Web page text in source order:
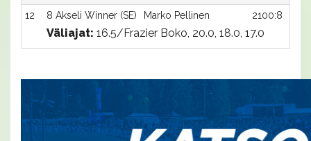
12
8 Akseli Winner (SE) Marko Pellinen 2100:8
Väliajat: 16.5/Frazier Boko, 20.0, 18.0, 17.0